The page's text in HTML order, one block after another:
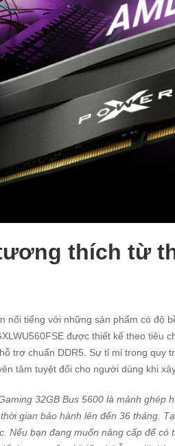
thích từ
nổi tiếng với những sản phẩm có độ
được thiết kế theo tiêu
trợ chuẩn DDR5. Sự tỉ mỉ trong quy
tâm tuyệt đối cho người dùng khi
32GB Bus 5600 là mảnh ghép
gian bảo hành lên đến 36 tháng.
Nếu bạn đang muốn nâng cấp để